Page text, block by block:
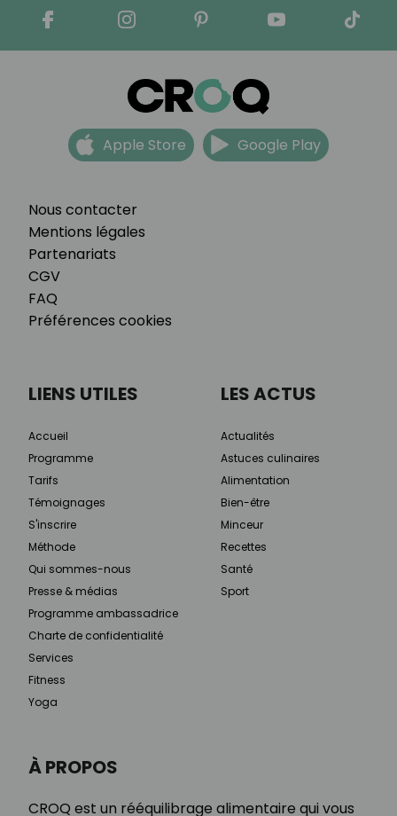
Nous contacter
Mentions légales
Partenariats
CGV
FAQ
Préférences cookies
Apple Store Google Play
À PROPOS
CROQ est un rééquilibrage alimentaire qui vous
LIENS UTILES
Accueil
Programme
Tarifs
Témoignages
S'inscrire
Méthode
Qui sommes-nous
Presse & médias
Programme ambassadrice
Charte de confidentialité
Services
Fitness
Yoga
LES ACTUS
Actualités
Astuces culinaires
Alimentation
Bien-être
Minceur
Recettes
Santé
Sport